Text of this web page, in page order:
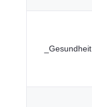
_Gesundheit